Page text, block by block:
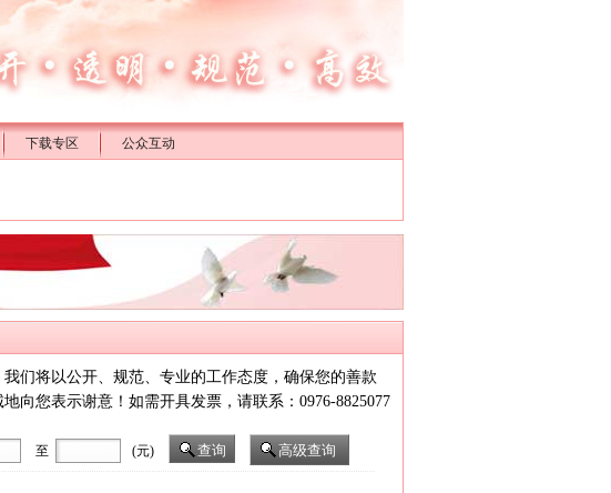
下载专区
公众互动
们将以公开、规范、专业的工作态度，确保您的善款
向您表示谢意！如需开具发票，请联系：0976-8825077
至 (元)